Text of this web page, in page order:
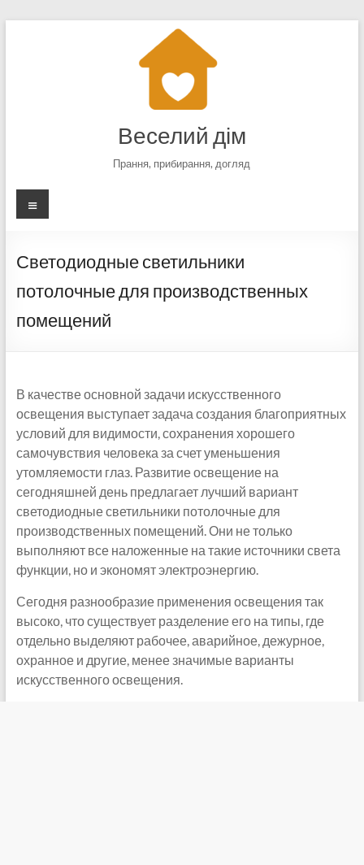
Веселий дім
Прання, прибирання, догляд
Меню
Светодиодные светильники
потолочные для производственных
помещений
В качестве основной задачи искусственного
освещения выступает задача создания благоприятных
условий для видимости, сохранения хорошего
самочувствия человека за счет уменьшения
утомляемости глаз. Развитие освещение на
сегодняшней день предлагает лучший вариант
светодиодные светильники потолочные для
производственных помещений. Они не только
выполняют все наложенные на такие источники света
функции, но и экономят электроэнергию.
Сегодня разнообразие применения освещения так
высоко, что существует разделение его на типы, где
отдельно выделяют рабочее, аварийное, дежурное,
охранное и другие, менее значимые варианты
искусственного освещения.